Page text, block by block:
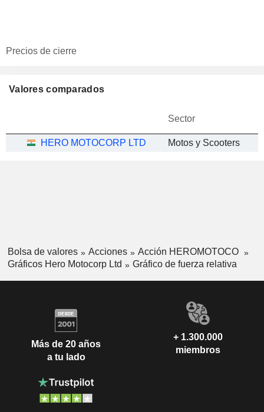
Precios de cierre
Valores comparados
Sector
HERO MOTOCORP LTD Motos y Scooters
Bolsa de valores Acciones
Acción HEROMOTOCO
Gráficos Hero Motocorp Ltd
Gráfico de fuerza relativa
Más de 20 años
a tu lado
+ 1.300.000
miembros